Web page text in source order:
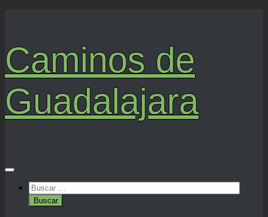
Caminos de
Guadalajara
Buscar: